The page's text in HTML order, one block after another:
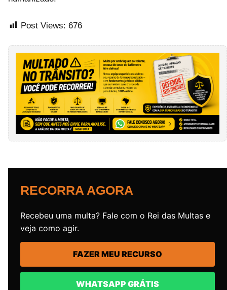
Post Views: 676
RECORRA AGORA
Recebeu uma multa? Fale com o Rei das Multas e
veja como agir.
FAZER MEU RECURSO
WHATSAPP GRÁTIS